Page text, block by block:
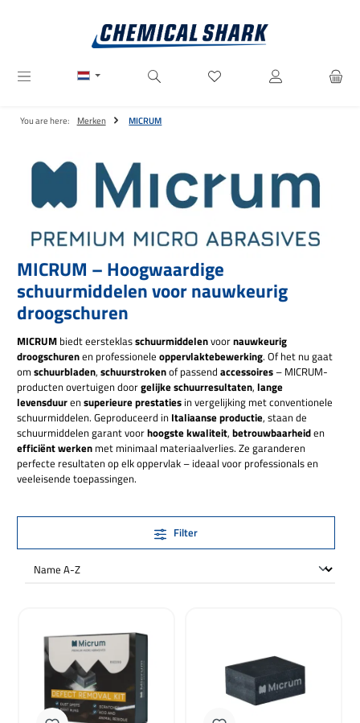
Je hebt 0 items op je
You are here: Merken MICRUM
MICRUM – Hoogwaardige
schuurmiddelen voor nauwkeurig
droogschuren
MICRUM biedt eersteklasschuurmiddelenvoornauwkeurig
droogschurenen professionele oppervlaktebewerking. Of het nu gaat
om schuurbladen, schuurstrokenof passend accessoires– MICRUM-
producten overtuigen doorgelijke schuurresultaten, lange
levensduurensuperieure prestaties in vergelijking met conventionele
schuurmiddelen. Geproduceerd in Italiaanse productie, staan de
schuurmiddelen garant voorhoogste kwaliteit, betrouwbaarheiden
efficiënt werken met minimaal materiaalverlies. Ze garanderen
perfecte resultaten op elk oppervlak – ideaal voor professionals en
veeleisende toepassingen.
Filter